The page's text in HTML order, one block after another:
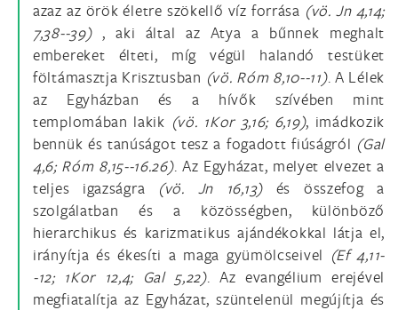
azaz az örök életre szökellő víz forrása (vö. Jn 4,14;
7,38--39), aki által az Atya a bűnnek meghalt
embereket élteti, míg végül halandó testüket
föltámasztja Krisztusban (vö. Róm 8,10--11). A Lélek
az Egyházban és a hívők szívében mint
templomában lakik (vö. 1Kor 3,16; 6,19), imádkozik
bennük és tanúságot tesz a fogadott fiúságról (Gal
4,6; Róm 8,15--16.26). Az Egyházat, melyet elvezet a
teljes igazságra (vö. Jn 16,13)és összefog a
szolgálatban és a közösségben, különböző
hierarchikus és karizmatikus ajándékokkal látja el,
irányítja és ékesíti a maga gyümölcseivel (Ef 4,11-
-12; 1Kor 12,4; Gal 5,22). Az evangélium erejével
megfiatalítja az Egyházat, szüntelenül megújítja és